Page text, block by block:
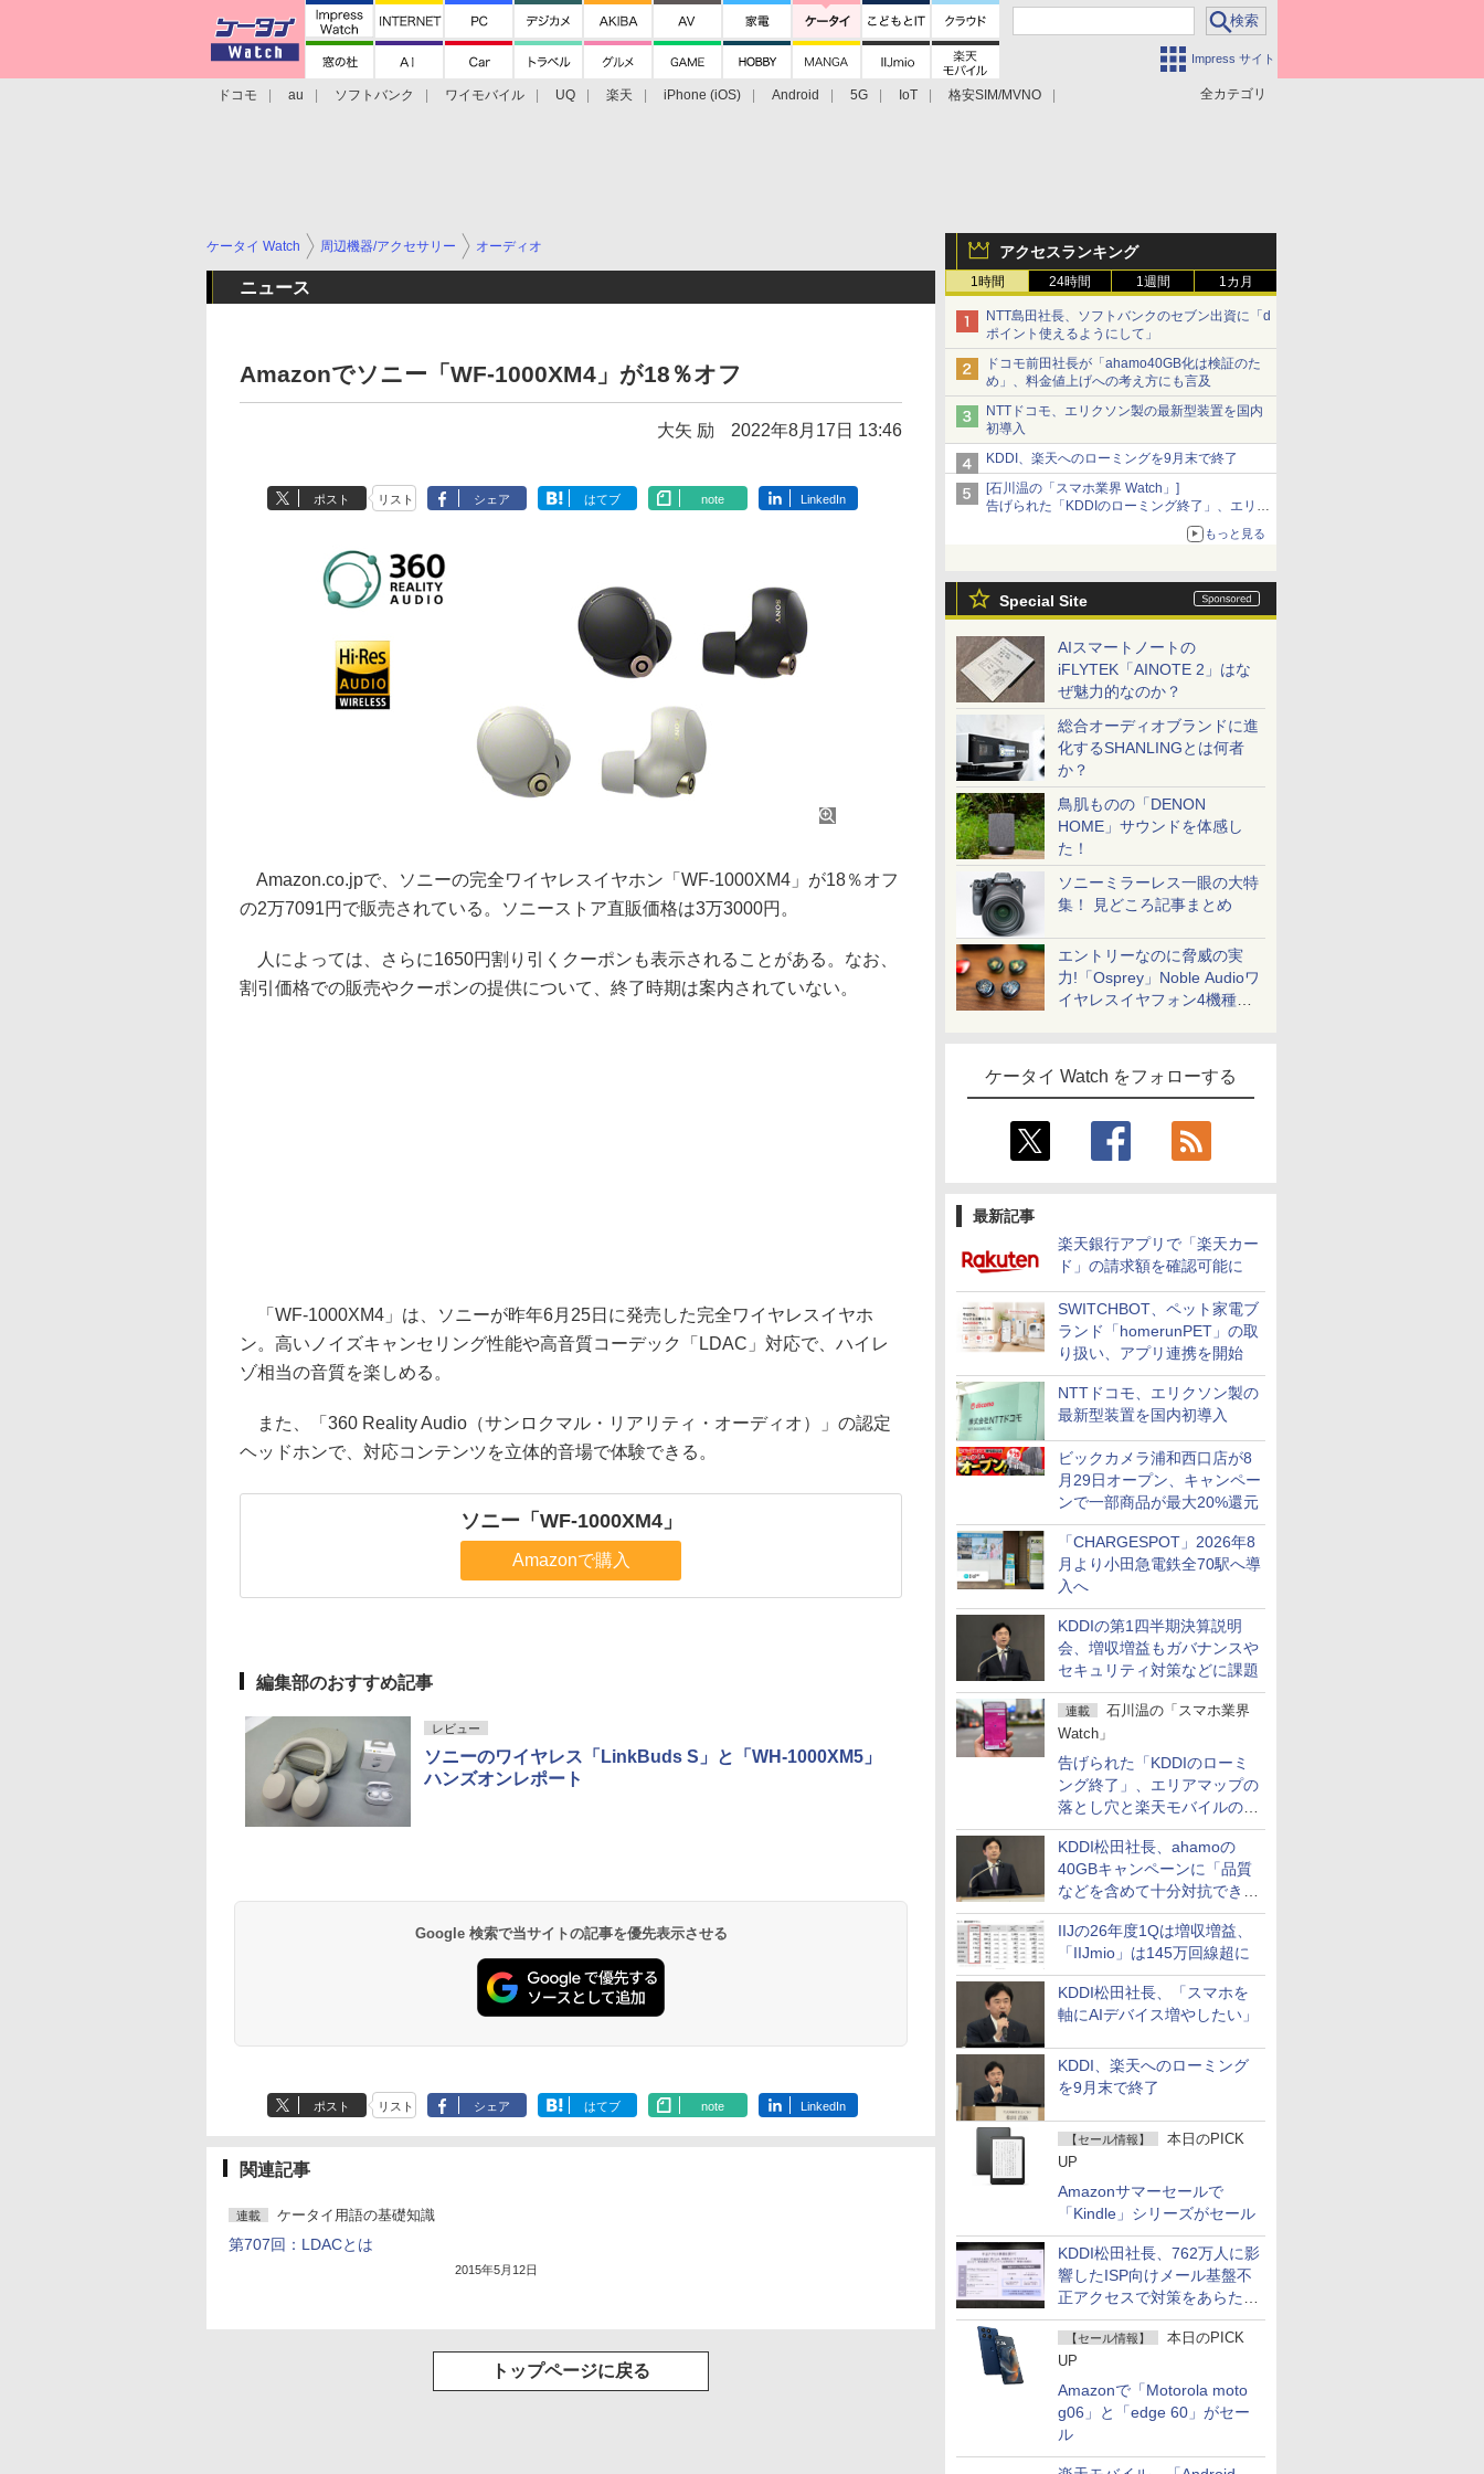
Impress サイト
全カテゴリ
ドコモ au ソフトバンク ワイモバイル UQ 楽天 iPhone (iOS) Android 5G IoT
格安SIM/MVNO
アクセスランキング
1時間 24時間 1週間 1カ月
NTT島田社長、ソフトバンクのセブン出資に「d
ポイント使えるようにして」
ドコモ前田社長が「ahamo40GB化は検証のた
め」、料金値上げへの考え方にも言及
NTTドコモ、エリクソン製の最新型装置を国内
初導入
KDDI、楽天へのローミングを9月末で終了
[石川温の「スマホ業界 Watch」]
告げられた「KDDIのローミング終了」、エリア
マップの落とし穴と楽天モバイルの課題
もっと見る
Special Site
AIスマートノートの
iFLYTEK「AINOTE 2」はな
ぜ魅力的なのか？
総合オーディオブランドに進
化するSHANLINGとは何者
か？
鳥肌ものの「DENON
HOME」サウンドを体感し
た！
ソニーミラーレス一眼の大特
集！ 見どころ記事まとめ
エントリーなのに脅威の実
力!「Osprey」Noble Audioワ
イヤレスイヤフォン4機種を
ケータイ Watch をフォローする
最新記事
楽天銀行アプリで「楽天カー
ド」の請求額を確認可能に
SWITCHBOT、ペット家電ブ
ランド「homerunPET」の取
り扱い、アプリ連携を開始
NTTドコモ、エリクソン製の
最新型装置を国内初導入
ビックカメラ浦和西口店が8
月29日オープン、キャンペー
ンで一部商品が最大20%還元
「CHARGESPOT」2026年8
月より小田急電鉄全70駅へ導
入へ
KDDIの第1四半期決算説明
会、増収増益もガバナンスや
セキュリティ対策などに課題
連載
石川温の「スマホ業界
Watch」
告げられた「KDDIのローミ
ング終了」、エリアマップの
落とし穴と楽天モバイルの課
題
KDDI松田社長、ahamoの
40GBキャンペーンに「品質
などを含めて十分対抗でき
る」
IIJの26年度1Qは増収増益、
「IIJmio」は145万回線超に
KDDI松田社長、「スマホを
軸にAIデバイス増やしたい」
KDDI、楽天へのローミング
を9月末で終了
【セール情報】
本日のPICK
UP
Amazonサマーセールで
「Kindle」シリーズがセール
KDDI松田社長、762万人に影
響したISP向けメール基盤不
正アクセスで対策をあらため
て説明
【セール情報】
本日のPICK
UP
Amazonで「Motorola moto
g06」と「edge 60」がセー
ル
ケータイ Watch 周辺機器/アクセサリー オーディオ
ニュース
Amazonでソニー「WF-1000XM4」が18％オフ
大矢 励 2022年8月17日 13:46
ポスト リスト シェア はてブ note LinkedIn
Amazon.co.jpで、ソニーの完全ワイヤレスイヤホン「WF-1000XM4」が18％オフ
の2万7091円で販売されている。ソニーストア直販価格は3万3000円。
人によっては、さらに1650円割り引くクーポンも表示されることがある。なお、
割引価格での販売やクーポンの提供について、終了時期は案内されていない。
「WF-1000XM4」は、ソニーが昨年6月25日に発売した完全ワイヤレスイヤホ
ン。高いノイズキャンセリング性能や高音質コーデック「LDAC」対応で、ハイレ
ゾ相当の音質を楽しめる。
また、「360 Reality Audio（サンロクマル・リアリティ・オーディオ）」の認定
ヘッドホンで、対応コンテンツを立体的音場で体験できる。
ソニー「WF-1000XM4」
Amazonで購入
編集部のおすすめ記事
レビュー
ソニーのワイヤレス「LinkBuds S」と「WH-1000XM5」
ハンズオンレポート
Google 検索で当サイトの記事を優先表示させる
ポスト リスト シェア はてブ note LinkedIn
関連記事
連載 ケータイ用語の基礎知識
第707回：LDACとは
2015年5月12日
トップページに戻る